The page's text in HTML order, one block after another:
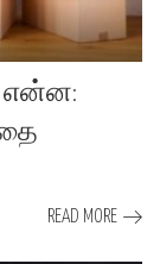
என்ன:
READ MORE